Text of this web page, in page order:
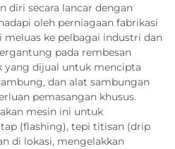
diri secara lancar dengan
oleh perniagaan fabrikasi
meluas ke pelbagai industri dan
pada rembesan
dijual untuk mencipta
dan alat sambungan
pemasangan khusus.
mesin ini untuk
(flashing), tepi titisan (drip
di lokasi, mengelakkan